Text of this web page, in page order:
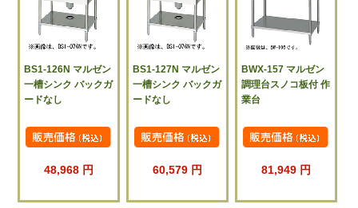
BS1-126N マルゼン
一槽シンク バックガ
ードなし
48,968 円
BS1-127N マルゼン
一槽シンク バックガ
ードなし
60,579 円
BWX-157 マルゼン
調理台スノコ板付 作
業台
81,949 円